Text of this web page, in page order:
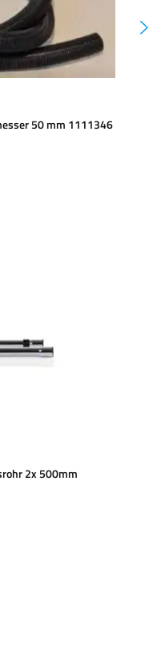
50 mm 1111346
2x 500mm